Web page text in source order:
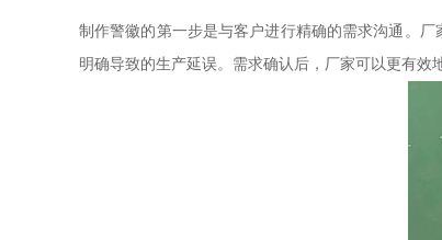
制作警徽的第一步是与客户进行精确的需求沟通。
明确导致的生产延误。需求确认后，厂家可以更有效